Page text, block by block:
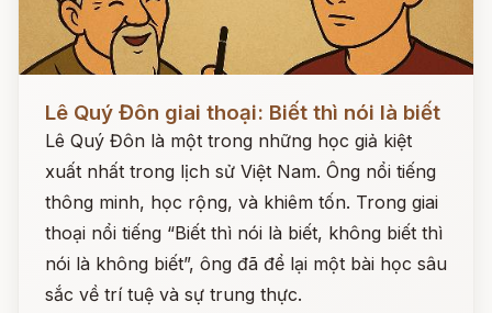
Lê Quý Đôn giai thoại: Biết thì nói là biết
Lê Quý Đôn là một trong những học giả kiệt
xuất nhất trong lịch sử Việt Nam. Ông nổi tiếng
thông minh, học rộng, và khiêm tốn. Trong giai
thoại nổi tiếng “Biết thì nói là biết, không biết thì
nói là không biết”, ông đã để lại một bài học sâu
sắc về trí tuệ và sự trung thực.